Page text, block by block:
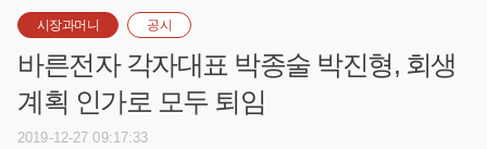
시장과머니 공시
바른전자 각자대표 박종술 박진형, 회생
계획 인가로 모두 퇴임
2019-12-27 09:17:33